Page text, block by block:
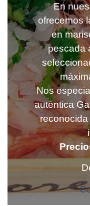
En
ofrecemos
en
pescada
Nos
auténtica